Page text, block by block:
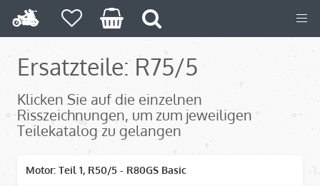
Ersatzteile: R75/5
Klicken Sie auf die einzelnen
Risszeichnungen, um zum jeweiligen
Teilekatalog zu gelangen
Motor: Teil 1, R50/5 - R80GS Basic